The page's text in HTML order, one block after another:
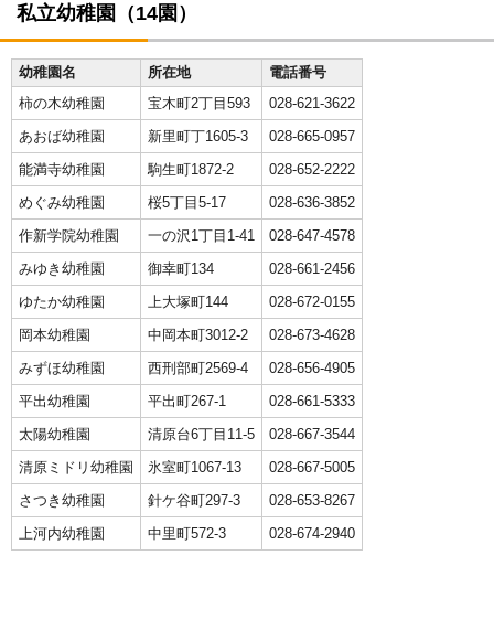
私立幼稚園（14園）
幼稚園名 所在地
電話番号
柿の木幼稚園
宝木町2丁目593
028-621-3622
あおば幼稚園
新里町丁1605-3
028-665-0957
能満寺幼稚園
駒生町1872-2
028-652-2222
めぐみ幼稚園
桜5丁目5-17
028-636-3852
作新学院幼稚園
一の沢1丁目1-41
028-647-4578
みゆき幼稚園
御幸町134
028-661-2456
ゆたか幼稚園
上大塚町144
028-672-0155
岡本幼稚園
中岡本町3012-2
028-673-4628
みずほ幼稚園
西刑部町2569-4
028-656-4905
平出幼稚園
平出町267-1
028-661-5333
太陽幼稚園
清原台6丁目11-5
028-667-3544
清原ミドリ幼稚園
氷室町1067-13
028-667-5005
さつき幼稚園
針ケ谷町297-3
028-653-8267
上河内幼稚園
中里町572-3 028-674-2940